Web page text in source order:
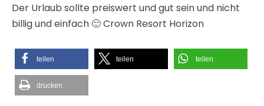
Der Urlaub sollte preiswert und gut sein und nicht
billig und einfach 🙂 Crown Resort Horizon
teilen teilen teilen
drucken